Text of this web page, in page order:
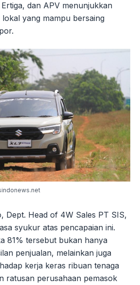
dan APV menunjukkan
yang mampu bersaing
Dept. Head of 4W Sales PT SIS,
syukur atas pencapaian ini.
81% tersebut bukan hanya
penjualan, melainkan juga
kerja keras ribuan tenaga
ratusan perusahaan pemasok